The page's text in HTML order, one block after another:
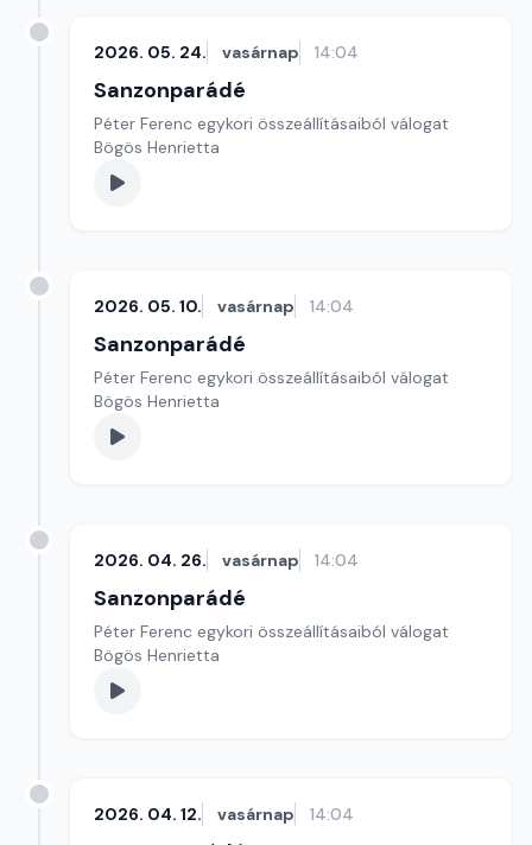
2026. 05. 24. vasárnap 14:04
Sanzonparádé
Péter Ferenc egykori összeállításaiból válogat
Bögös Henrietta
2026. 05. 10. vasárnap 14:04
Sanzonparádé
Péter Ferenc egykori összeállításaiból válogat
Bögös Henrietta
2026. 04. 26. vasárnap 14:04
Sanzonparádé
Péter Ferenc egykori összeállításaiból válogat
Bögös Henrietta
2026. 04. 12. vasárnap 14:04